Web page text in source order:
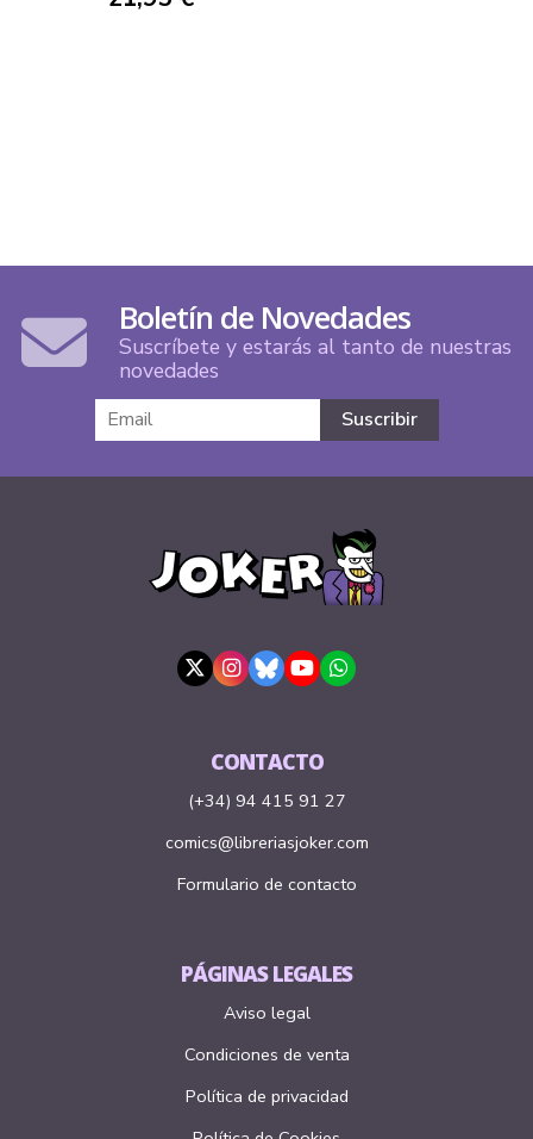
Boletín de Novedades
Suscríbete y estarás al tanto de nuestras
novedades
CONTACTO
(+34) 94 415 91 27
comics@libreriasjoker.com
Formulario de contacto
PÁGINAS LEGALES
Aviso legal
Condiciones de venta
Política de privacidad